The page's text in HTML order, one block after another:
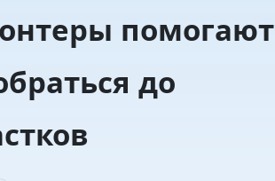
помогают
до